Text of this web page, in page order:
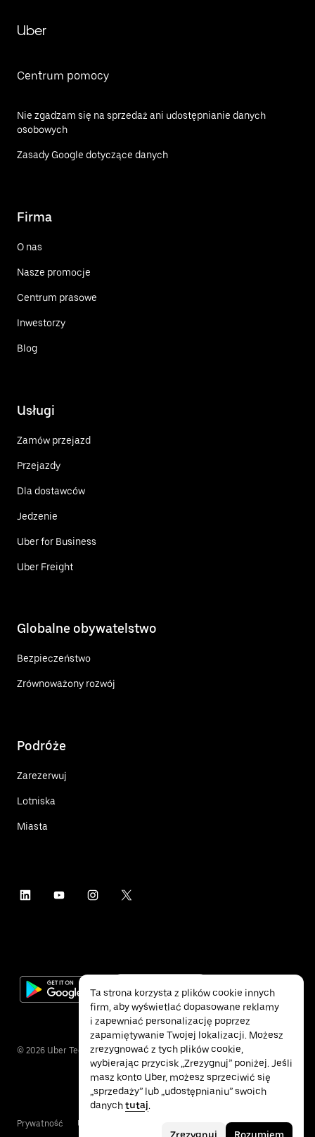
Uber
Centrum pomocy
Nie zgadzam się na sprzedaż ani udostępnianie danych
osobowych
Zasady Google dotyczące danych
Firma
O nas
Nasze promocje
Centrum prasowe
Inwestorzy
Blog
Usługi
Zamów przejazd
Przejazdy
Dla dostawców
Jedzenie
Uber for Business
Uber Freight
Globalne obywatelstwo
Bezpieczeństwo
Zrównoważony rozwój
Podróże
Zarezerwuj
Lotniska
Miasta
© 2026 Uber Technologies Inc.
Prywatność Ułatwienia dostępu
Ta strona korzysta z plików cookie innych
firm, aby wyświetlać dopasowane reklamy
i zapewniać personalizację poprzez
zapamiętywanie Twojej lokalizacji. Możesz
zrezygnować z tych plików cookie,
wybierając przycisk „Zrezygnuj” poniżej. Jeśli
masz konto Uber, możesz sprzeciwić się
„sprzedaży” lub „udostępnianiu” swoich
danychtutaj.